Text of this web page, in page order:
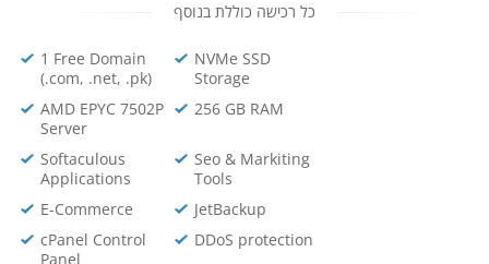
כל רכישה כוללת בנוסף
1 Free Domain
(.com, .net, .pk)
NVMe SSD
Storage
AMD EPYC 7502P
Server
256 GB RAM
Softaculous
Applications
Seo & Markiting
Tools
E-Commerce
JetBackup
cPanel Control
Panel
DDoS protection